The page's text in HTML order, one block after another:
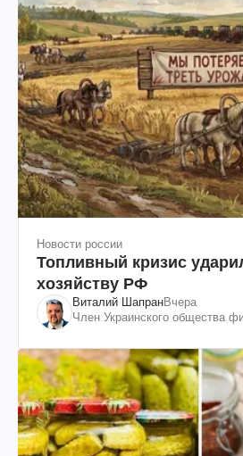
Новости россии
Топливный кризис
хозяйству РФ
Виталий ШапранВчера
Член Украинского общества